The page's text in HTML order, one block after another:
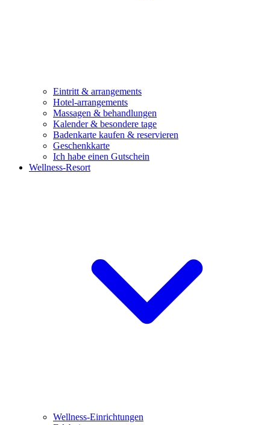
Eintritt & arrangements
Hotel-arrangements
Massagen & behandlungen
Kalender & besondere tage
Badenkarte kaufen & reservieren
Geschenkkarte
Ich habe einen Gutschein
Wellness-Resort
Wellness-Einrichtungen